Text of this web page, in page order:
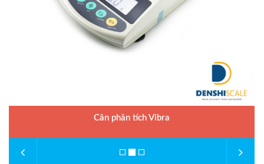
Cân phân tích Vibra